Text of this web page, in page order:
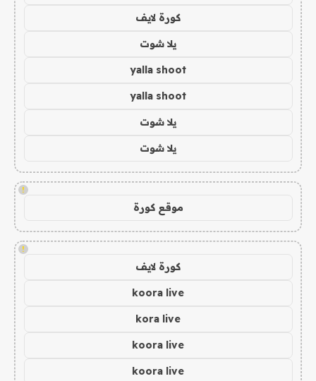
كورة لايف
يلا شوت
yalla shoot
yalla shoot
يلا شوت
يلا شوت
!
موقع كورة
!
كورة لايف
koora live
kora live
koora live
koora live